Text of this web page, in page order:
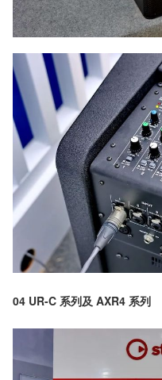
04 UR-C 系列及 AXR4 系列